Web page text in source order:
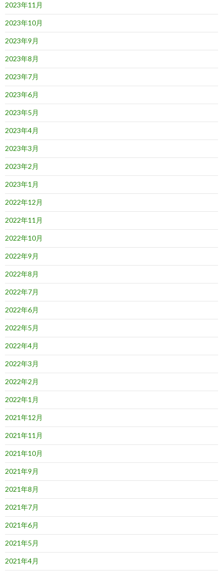
2023年11月
2023年10月
2023年9月
2023年8月
2023年7月
2023年6月
2023年5月
2023年4月
2023年3月
2023年2月
2023年1月
2022年12月
2022年11月
2022年10月
2022年9月
2022年8月
2022年7月
2022年6月
2022年5月
2022年4月
2022年3月
2022年2月
2022年1月
2021年12月
2021年11月
2021年10月
2021年9月
2021年8月
2021年7月
2021年6月
2021年5月
2021年4月